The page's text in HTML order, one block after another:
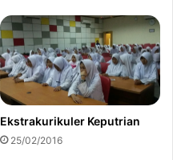
Ekstrakurikuler Keputrian
25/02/2016